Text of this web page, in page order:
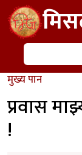
Skip to main
शोध
मुख्य पान
प्रवास
!